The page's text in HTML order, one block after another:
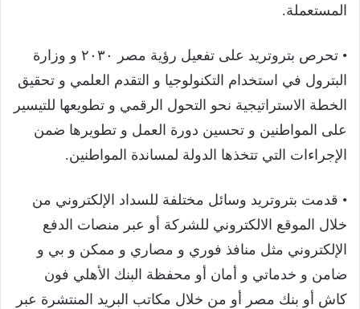
المستعملة.
• تحرص بتروتريد على تفعيل رؤية مصر ٢٠٣٠ و وزارة
البترول في استخدام التكنولوجيا و التقدم العلمي و تحقيق
الخطة الاستراتيجية نحو التحول الرقمي و تطويعها للتيسير
على المواطنين و تحسين دورة العمل و تطويرها ضمن
الإجراءات التي تتخذها الدولة لمساندة المواطنين.
• قدمت بتروتريد وسائل مختلفة للسداد الإلكتروني من
خلال الموقع الالكتروني للشركة أو عبر منصات الدفع
الإلكتروني مثل منافذ فوري و مصاري و ممكن و بي و
ضامن و خدماتي و أمان أو محفظة البنك الأهلي فون
كاش أو بنك مصر أو من خلال مكاتب البريد المنتشرة عبر